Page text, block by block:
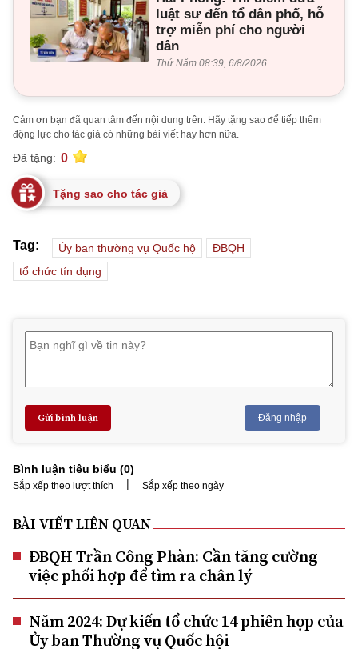
luật sư đến tổ dân phố, hỗ
trợ miễn phí cho người
dân
Thứ Năm 08:39, 6/8/2026
Cảm ơn bạn đã quan tâm đến nội dung trên. Hãy tặng sao để tiếp thêm
động lực cho tác giả có những bài viết hay hơn nữa.
Đã tặng: 0
Tặng sao cho tác giả
Tag: Ủy ban thường vụ Quốc hộ
ĐBQH
tổ chức tín dụng
Gửi bình luận Đăng nhập
Bình luận tiêu biểu (0)
Sắp xếp theo lượt thích | Sắp xếp theo ngày
BÀI VIẾT LIÊN QUAN
ĐBQH Trần Công Phàn: Cần tăng cường
việc phối hợp để tìm ra chân lý
Năm 2024: Dự kiến tổ chức 14 phiên họp của
Ủy ban Thường vụ Quốc hội